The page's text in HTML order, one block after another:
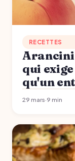
RECETTES
Arancini
qui
qu'un
29 mars·9 min